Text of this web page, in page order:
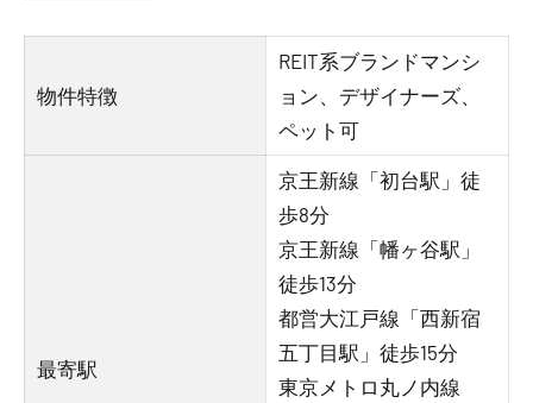
物件特徴
REIT系ブランドマンシ
ョン、デザイナーズ、
ペット可
最寄駅
京王新線「初台駅」徒
歩8分
京王新線「幡ヶ谷駅」
徒歩13分
都営大江戸線「西新宿
五丁目駅」徒歩15分
東京メトロ丸ノ内線